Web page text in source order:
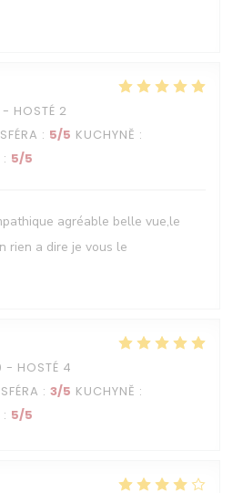
HOSTÉ 2
: 5/5 KUCHYNĚ :
: 5/5
agréable belle vue,le
rien a dire je vous le
HOSTÉ 4
: 3/5 KUCHYNĚ :
: 5/5